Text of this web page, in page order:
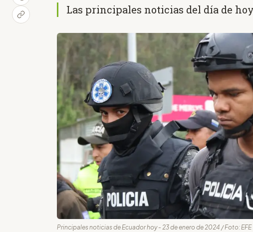
Las principales noticias del día de
Principales noticias de Ecuador hoy - 23 de enero de 2024 / Foto: EFE